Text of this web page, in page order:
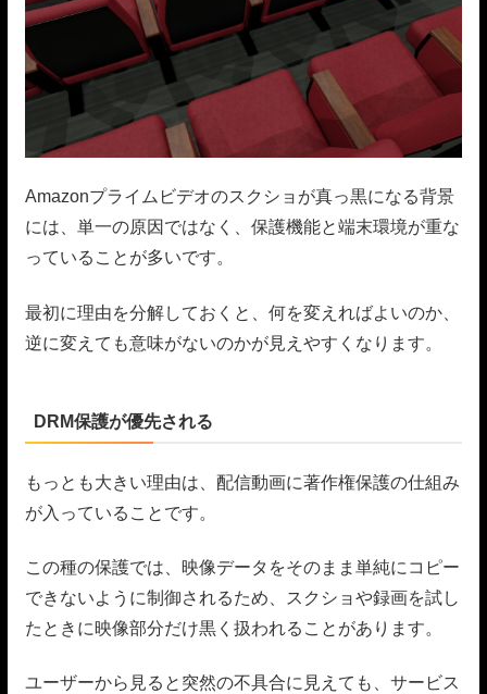
Amazonプライムビデオのスクショが真っ黒になる背景
には、単一の原因ではなく、保護機能と端末環境が重な
っていることが多いです。
最初に理由を分解しておくと、何を変えればよいのか、
逆に変えても意味がないのかが見えやすくなります。
DRM保護が優先される
もっとも大きい理由は、配信動画に著作権保護の仕組み
が入っていることです。
この種の保護では、映像データをそのまま単純にコピー
できないように制御されるため、スクショや録画を試し
たときに映像部分だけ黒く扱われることがあります。
ユーザーから見ると突然の不具合に見えても、サービス